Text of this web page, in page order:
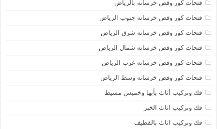
فتحات كور وقص خرسانه بالرياض
فتحات كور وقص خرسانه جنوب الرياض
فتحات كور وقص خرسانه شرق الرياض
فتحات كور وقص خرسانه شمال الرياض
فتحات كور وقص خرسانه غرب الرياض
فتحات كور وقص خرسانه وسط الرياض
فك وتركيب أثاث بأبها وخميس مشيط
فك وتركيب اثاث الخبر
فك وتركيب اثاث بالقطيف